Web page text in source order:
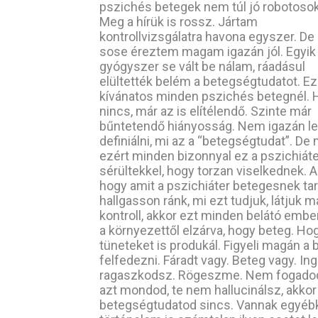
pszichés betegek nem túl jó
Meg a hírük is rossz. Jártam
kontrollvizsgálatra havona egyszer. De
sose éreztem magam igazán jól. Egyik
gyógyszer se vált be nálam, ráadásul
elültették belém a betegségtudatot. Ez
kívánatos minden pszichés betegnél.
nincs, már az is elítélendő. Szinte már
bűntetendő hiányosság. Nem igazán
definiálni, mi az a “betegségtudat”.
ezért minden bizonnyal ez a
sérültekkel, hogy torzan viselkednek.
hogy amit a pszichiáter betegesnek
hallgasson ránk, mi ezt tudjuk, látjuk
kontroll, akkor ezt minden belátó
a környezettől elzárva, hogy beteg.
tüneteket is produkál. Figyeli magán
felfedezni. Fáradt vagy. Beteg vagy.
ragaszkodsz. Rögeszme. Nem
azt mondod, te nem hallucinálsz,
betegségtudatod sincs. Vannak